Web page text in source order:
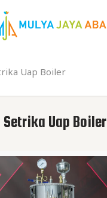
Uap Boiler
Setrika Uap Boiler